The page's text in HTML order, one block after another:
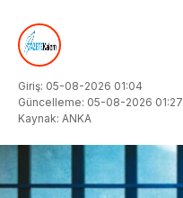
Giriş: 05-08-2026 01:04
Güncelleme: 05-08-2026 01:27
Kaynak: ANKA